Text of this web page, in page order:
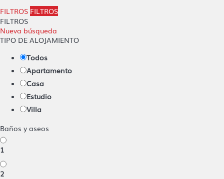
FILTROS FILTROS
FILTROS
Nueva búsqueda
TIPO DE ALOJAMIENTO
Todos
Apartamento
Casa
Estudio
Villa
Baños y aseos
1
2